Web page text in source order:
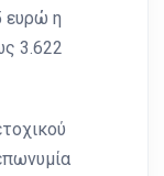
ευρώ η
3.622